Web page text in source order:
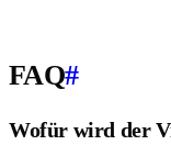
FAQ#
Wofür wird der